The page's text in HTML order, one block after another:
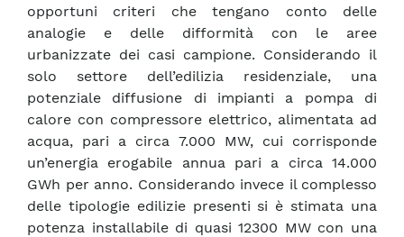
opportuni criteri che tengano conto delle
analogie e delle difformità con le aree
urbanizzate dei casi campione. Considerando il
solo settore dell’edilizia residenziale, una
potenziale diffusione di impianti a pompa di
calore con compressore elettrico, alimentata ad
acqua, pari a circa 7.000 MW, cui corrisponde
un’energia erogabile annua pari a circa 14.000
GWh per anno. Considerando invece il complesso
delle tipologie edilizie presenti si è stimata una
potenza installabile di quasi 12300 MW con una